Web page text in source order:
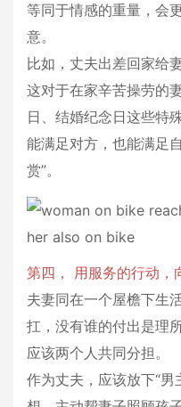
等同于情感的重量，会
意。
比如，丈夫出差回家给
这对于在家辛苦操劳的
日、结婚纪念日这些特
能满足对方，也能满足
赏”。
第四， 用服务的行动，
夫妻同在一个屋檐下生
扛，没有谁的付出是理
应该两个人共同分担。
作为丈夫，应该放下“